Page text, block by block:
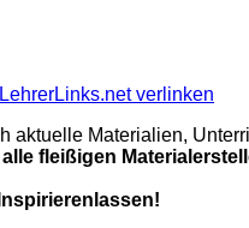
verlinken
aktuelle Materialien,
fleißigen